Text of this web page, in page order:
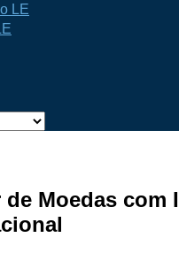
LE
Moedas com